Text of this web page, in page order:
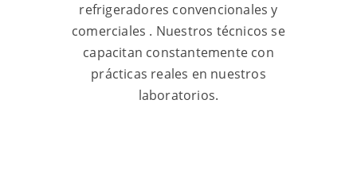
refrigeradores convencionales y
comerciales . Nuestros técnicos se
capacitan constantemente con
prácticas reales en nuestros
laboratorios.